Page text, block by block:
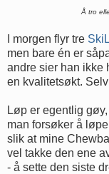
Å tro
I morgen flyr tre
men bare én er
andre sier han ikke
en kvalitetsøkt.
Løp er egentlig
man forsøker å
slik at mine
vel takke den ene
- å sette den siste